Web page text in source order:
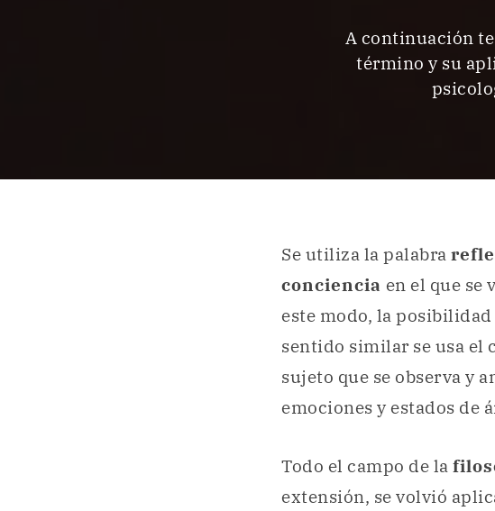
A continuación
término y su
Se utiliza la palabra
conciencia en el que se
este modo, la
sentido similar se usa el
sujeto que se observa y
emociones y estados de
Todo el campo de la
extensión, se volvió